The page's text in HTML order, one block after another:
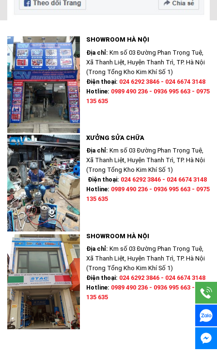
SHOWROOM HÀ NỘI
Địa chỉ: Km số 03 Đường Phan Trọng Tuệ,
Xã Thanh Liệt, Huyện Thanh Trì, TP. Hà Nội
(Trong Tổng Kho Kim Khí Số 1)
Điện thoại: 024 6292 3846 - 024 6674 3148
Hotline: 0989 490 236 - 0936 995 663 - 0975
135 635
XƯỞNG SỬA CHỮA
Địa chỉ: Km số 03 Đường Phan Trọng Tuệ,
Xã Thanh Liệt, Huyện Thanh Trì, TP. Hà Nội
(Trong Tổng Kho Kim Khí Số 1)
Điện thoại: 024 6292 3846 - 024 6674 3148
Hotline: 0989 490 236 - 0936 995 663 - 0975
135 635
SHOWROOM HÀ NỘI
Địa chỉ: Km số 03 Đường Phan Trọng Tuệ,
Xã Thanh Liệt, Huyện Thanh Trì, TP. Hà Nội
(Trong Tổng Kho Kim Khí Số 1)
Điện thoại: 024 6292 3846 - 024 6674 3148
Hotline: 0989 490 236 - 0936 995 663 - 0975
135 635